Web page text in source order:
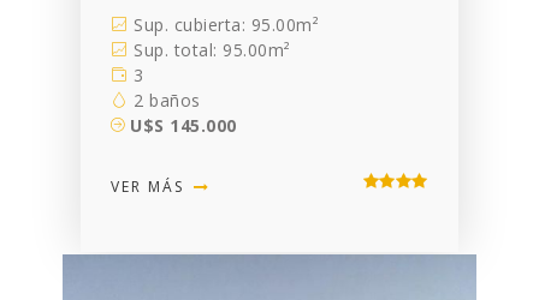
Sup. cubierta: 95.00m²
Sup. total: 95.00m²
3
2 baños
U$S 145.000
VER MÁS